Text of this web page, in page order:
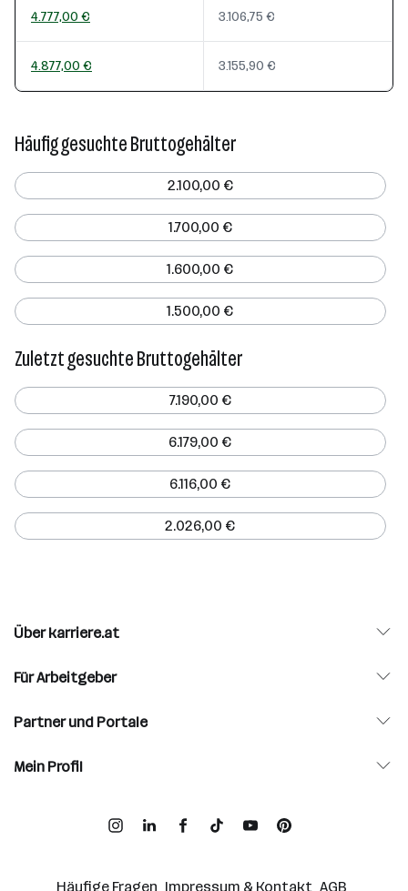
4.777,00 € 3.106,75 €
4.877,00 € 3.155,90 €
Häufig gesuchte Bruttogehälter
2.100,00 €
1.700,00 €
1.600,00 €
1.500,00 €
Zuletzt gesuchte Bruttogehälter
7.190,00 €
6.179,00 €
6.116,00 €
2.026,00 €
Über karriere.at
Für Arbeitgeber
Partner und Portale
Mein Profil
Häufige Fragen Impressum & Kontakt AGB